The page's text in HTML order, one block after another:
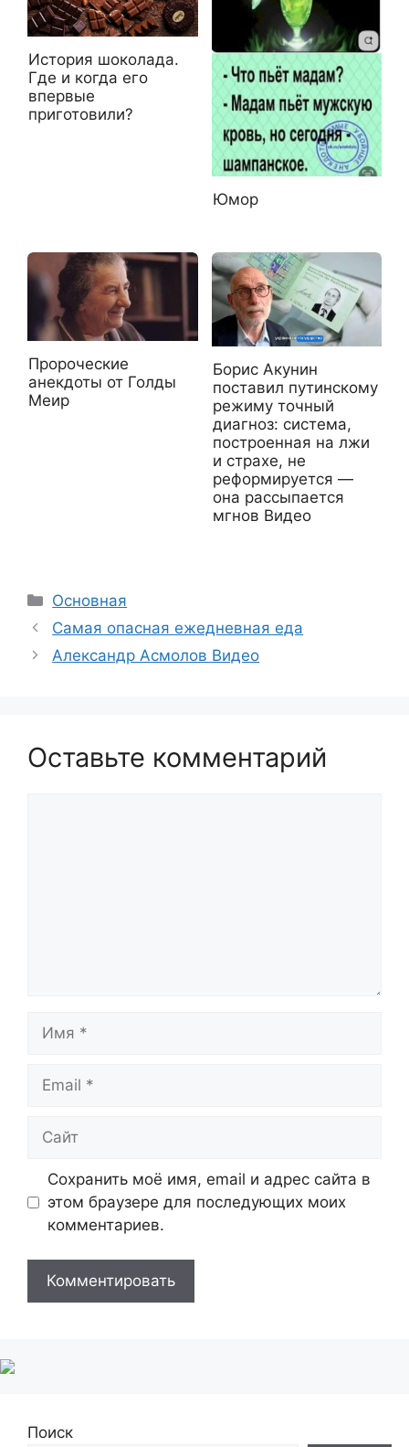
История шоколада.
Где и когда его
впервые
приготовили?
Юмор
Пророческие
анекдоты от Голды
Меир
Борис Акунин
поставил путинскому
режиму точный
диагноз: система,
построенная на лжи
и страхе, не
реформируется —
она рассыпается
мгнов Видео
Рубрики
Основная
Самая опасная ежедневная еда
Александр Асмолов Видео
Оставьте комментарий
Сохранить моё имя, email и адрес сайта в
этом браузере для последующих моих
комментариев.
Поиск